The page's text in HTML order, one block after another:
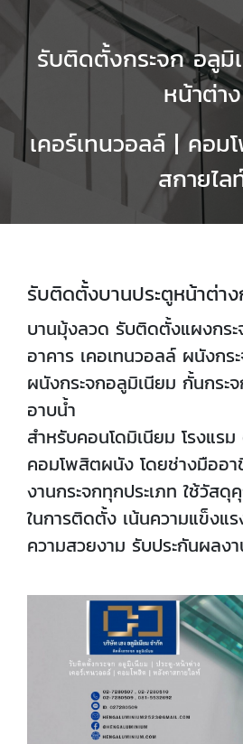
รับติดตั้งกระจก อลูมิ
หน้าต่าง
เคอร์เทนวอลล์ | คอ
สกายไล
รับติดตั้งบานประตูหน้าต่า
บานมุ้งลวด รับติดตั้งแผงกร
อาคาร เคอเทนวอลล์ ผนังกร
ผนังกระจกอลูมิเนียม กั้นกระ
อาบน้ำ
สำหรับคอนโดมิเนียม โรงแร
คอมโพสิตผนัง โดยช่างมืออ
งานกระจกทุกประเภท ใช้วัส
ในการติดตั้ง เน้นความแข็งแ
ความสวยงาม รับประกันผลง